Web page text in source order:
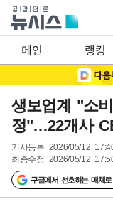
메인 랭킹
생보업계 "소
정"…22개사
기사등록 2026/05/12
최종수정 2026/05/12
구글에서 선호하는 매체